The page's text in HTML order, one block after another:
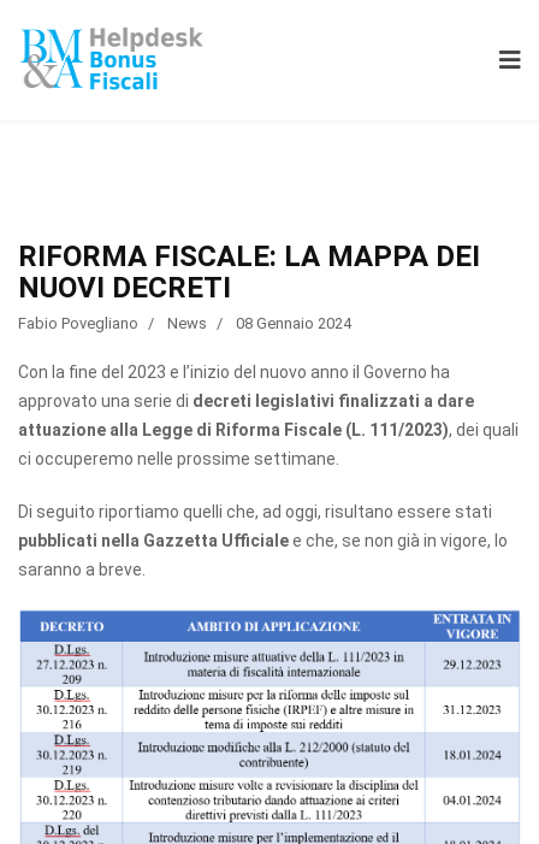
RIFORMA FISCALE: LA MAPPA DEI
NUOVI DECRETI
Fabio Povegliano News 08 Gennaio 2024
Con la fine del 2023 e l’inizio del nuovo anno il Governo ha
approvato una serie di decreti legislativi finalizzati a dare
attuazione alla Legge di Riforma Fiscale (L. 111/2023), dei quali
ci occuperemo nelle prossime settimane.
Di seguito riportiamo quelli che, ad oggi, risultano essere stati
pubblicati nella Gazzetta Ufficialee che, se non già in vigore, lo
saranno a breve.